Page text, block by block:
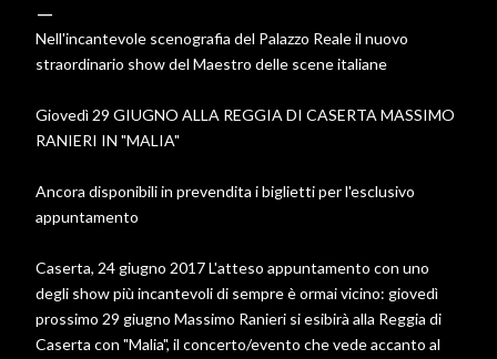
Nell'incantevole scenografia del Palazzo Reale il nuovo
straordinario show del Maestro delle scene italiane
Giovedì 29 GIUGNO ALLA REGGIA DI CASERTA MASSIMO
RANIERI IN "MALIA"
Ancora disponibili in prevendita i biglietti per l'esclusivo
appuntamento
Caserta, 24 giugno 2017 L'atteso appuntamento con uno
degli show più incantevoli di sempre è ormai vicino: giovedì
prossimo 29 giugno Massimo Ranieri si esibirà alla Reggia di
Caserta con "Malia", il concerto/evento che vede accanto al